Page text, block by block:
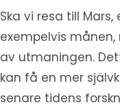
Ska vi resa till
exempelvis
av utmaningen.
kan få en mer
senare tidens